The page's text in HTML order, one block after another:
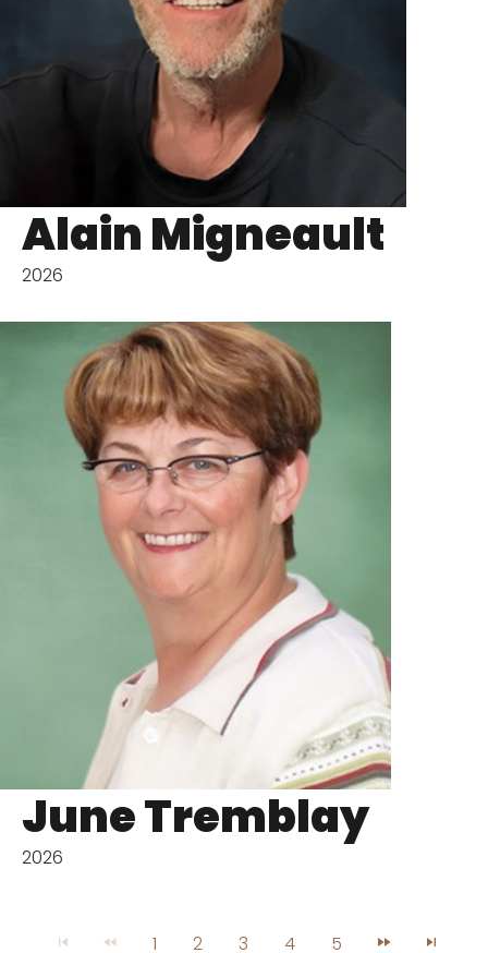
Alain Migneault
2026
June Tremblay
2026
1 2 3 4 5